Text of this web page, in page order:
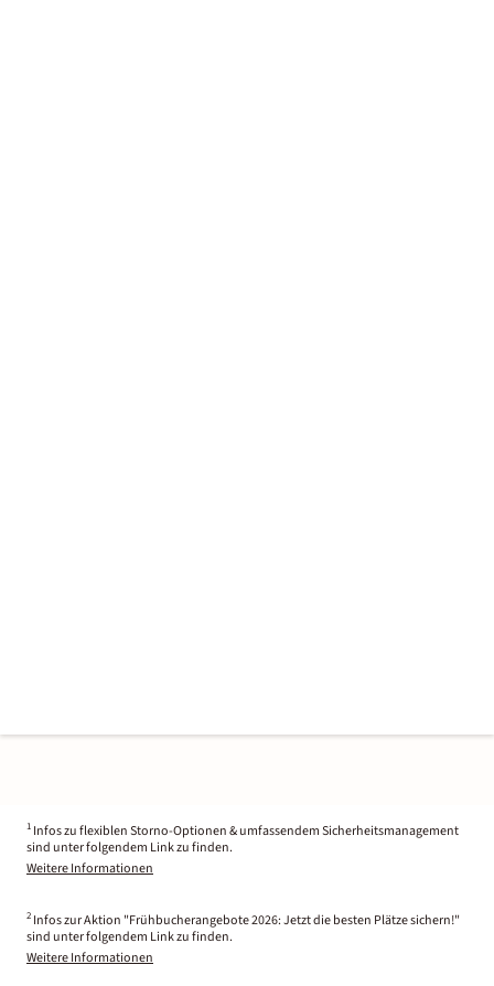
1 Infos zu flexiblen Storno-Optionen & umfassendem Sicherheitsmanagement
sind unter folgendem Link zu finden.
Weitere Informationen
2 Infos zur Aktion "Frühbucherangebote 2026: Jetzt die besten Plätze sichern!"
sind unter folgendem Link zu finden.
Weitere Informationen